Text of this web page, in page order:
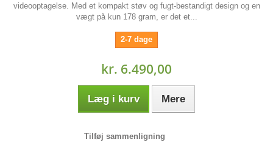
videooptagelse. Med et kompakt støv og fugt-bestandigt design og en
vægt på kun 178 gram, er det et...
2-7 dage
kr. 6.490,00
Læg i kurv Mere
Tilføj sammenligning